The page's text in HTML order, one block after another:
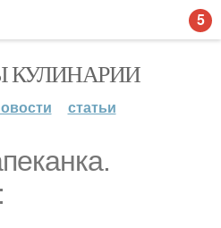
КУЛИНАРИИ
статьи
5